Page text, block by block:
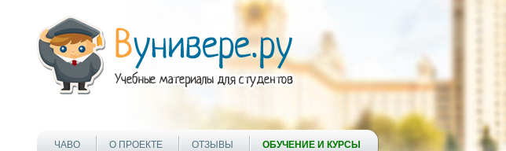
ЧАВО О ПРОЕКТЕ ОТЗЫВЫ ОБУЧЕНИЕ И КУРСЫ